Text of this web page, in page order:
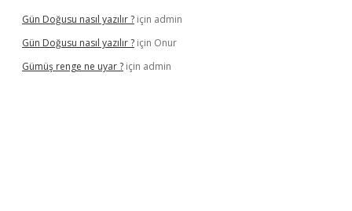
Gün Doğusu nasıl yazılır ? için admin
Gün Doğusu nasıl yazılır ? için Onur
Gümüş renge ne uyar ? için admin